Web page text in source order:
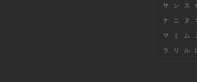
サ シ ス
ナ ニ ヌ
マ ミ ム
ラ リ ル